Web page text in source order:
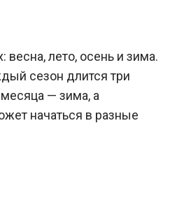
лето, осень и зима.
сезон длится три
— зима, а
начаться в разные